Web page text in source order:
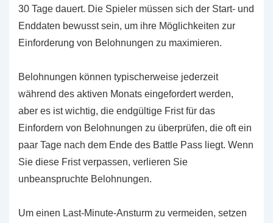
30 Tage dauert. Die Spieler müssen sich der Start- und
Enddaten bewusst sein, um ihre Möglichkeiten zur
Einforderung von Belohnungen zu maximieren.
Belohnungen können typischerweise jederzeit
während des aktiven Monats eingefordert werden,
aber es ist wichtig, die endgültige Frist für das
Einfordern von Belohnungen zu überprüfen, die oft ein
paar Tage nach dem Ende des Battle Pass liegt. Wenn
Sie diese Frist verpassen, verlieren Sie
unbeanspruchte Belohnungen.
Um einen Last-Minute-Ansturm zu vermeiden, setzen